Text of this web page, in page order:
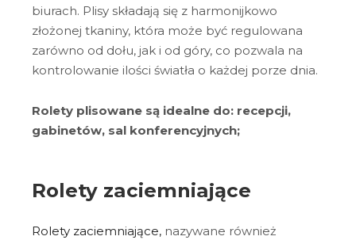
biurach. Plisy składają się z harmonijkowo
złożonej tkaniny, która może być regulowana
zarówno od dołu, jak i od góry, co pozwala na
kontrolowanie ilości światła o każdej porze dnia.
Rolety plisowane są idealne do: recepcji,
gabinetów, sal konferencyjnych;
Rolety zaciemniające
Rolety zaciemniające, nazywane również